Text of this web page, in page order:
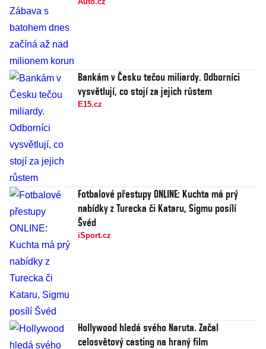
Bankám v Česku tečou miliardy. Odborníci
vysvětlují, co stojí za jejich růstem
E15.cz
Fotbalové přestupy ONLINE: Kuchta má prý
nabídky z Turecka či Kataru, Sigmu posílí
Švéd
iSport.cz
Hollywood hledá svého Naruta. Začal
celosvětový casting na hraný film